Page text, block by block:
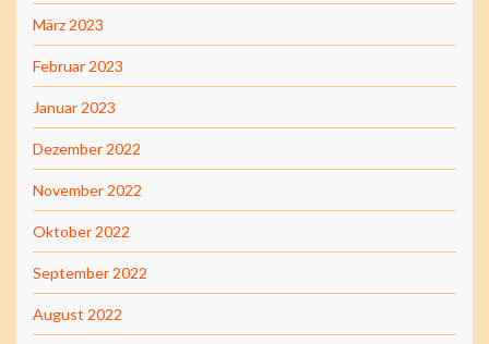
März 2023
Februar 2023
Januar 2023
Dezember 2022
November 2022
Oktober 2022
September 2022
August 2022